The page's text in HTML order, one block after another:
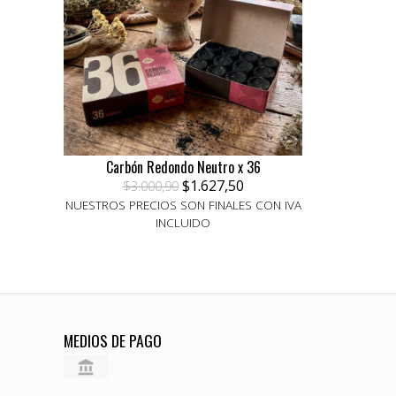
Carbón Redondo Neutro x 36
$3.000,90$1.627,50
NUESTROS PRECIOS SON FINALES CON IVA
INCLUIDO
MEDIOS DE PAGO